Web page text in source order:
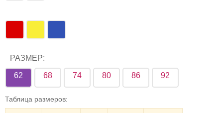
РАЗМЕР:
62 68 74 80 86 92
Таблица размеров: